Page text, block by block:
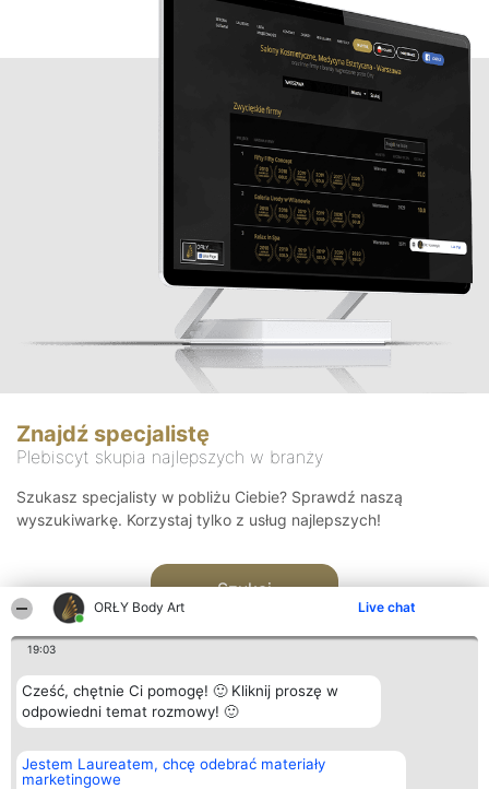
ORŁY Body Art Live chat
19:03
Cześć, chętnie Ci pomogę! 🙂 Kliknij proszę w
odpowiedni temat rozmowy! 🙂
Jestem Laureatem, chcę odebrać materiały
marketingowe
Znajdź specjalistę
Plebiscyt skupia najlepszych w branży
Szukasz specjalisty w pobliżu Ciebie? Sprawdź naszą
wyszukiwarkę. Korzystaj tylko z usług najlepszych!
Szukaj
Organizator plebiscytu
Bright Side Solutions sp. z o.
o. sp. k.
Plebiscyt
Laureaci
Kontakt
Kontakt